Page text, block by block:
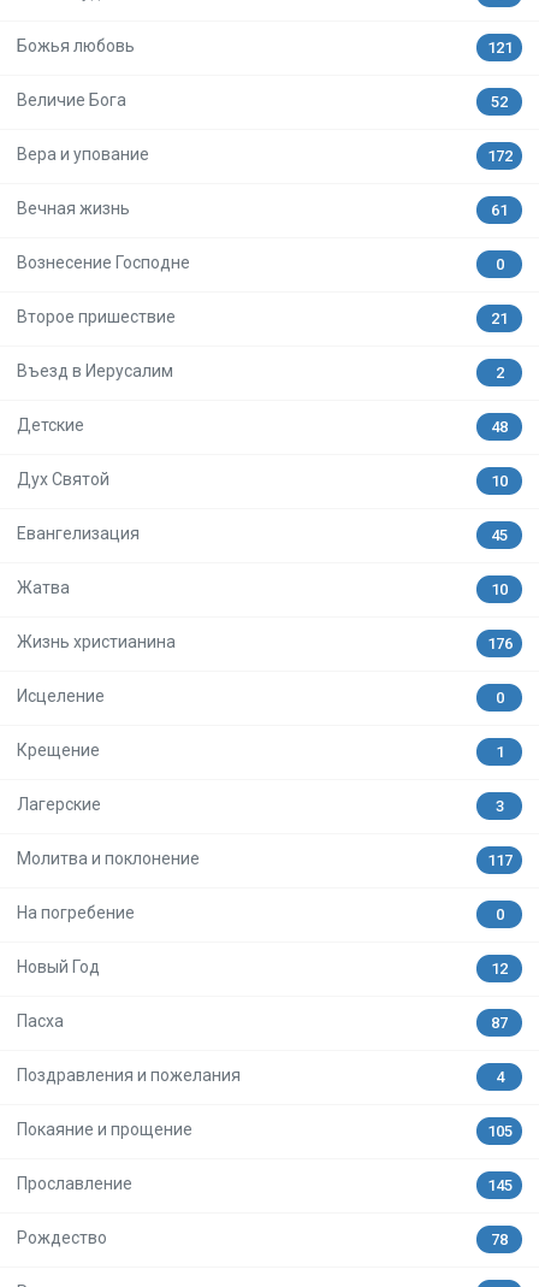
Божья любовь 121
Величие Бога 52
Вера и упование 172
Вечная жизнь 61
Вознесение Господне 0
Второе пришествие 21
Въезд в Иерусалим 2
Детские 48
Дух Святой 10
Евангелизация 45
Жатва 10
Жизнь христианина 176
Исцеление 0
Крещение 1
Лагерские 3
Молитва и поклонение 117
На погребение 0
Новый Год 12
Пасха 87
Поздравления и пожелания 4
Покаяние и прощение 105
Прославление 145
Рождество 78